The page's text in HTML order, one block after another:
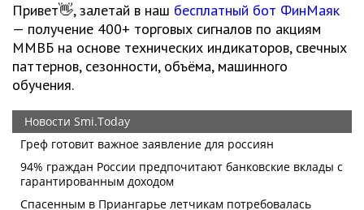
Привет👋, залетай в наш бесплатный бот ФинМаяк
— получение 400+ торговых сигналов по акциям
ММВБ на основе технических индикаторов, свечных
паттернов, сезонности, объёма, машинного
обучения.